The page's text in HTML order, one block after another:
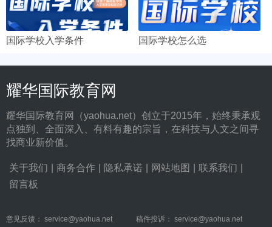
国际学校入学条件 国际学校怎么选
耀华国际教育网
耀华国际教育网（yaohua.net）创立于2015年，始终秉承观
点独到、全面深入、有料有趣的宗旨，在科技与人文之间寻
找商业新价值。
关于我们 商务合作 隐私承诺 网站地图 联系我们
留言板
意见反馈： service@yaohua.net 稿件投诉： service@yaohua.net